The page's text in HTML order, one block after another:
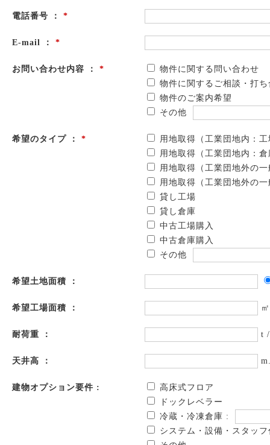
電話番号 ： *
E-mail ： *
お問い合わせ内容 ： *
物件に関する問い合わせ
物件に関するご相談・打
物件のご案内希望
その他
希望のタイプ ： *
用地取得（工業団地内：工
用地取得（工業団地内：倉
用地取得（工業団地外の
用地取得（工業団地外の
貸し工場
貸し倉庫
中古工場購入
中古倉庫購入
その他
希望土地面積 ：
希望工場面積 ： ㎡
耐荷重 ： t
天井高 ：
建物オプション要件 :
高床式フロア
ドックレベラー
冷蔵・冷凍倉庫 :
システム・設備・スタッ